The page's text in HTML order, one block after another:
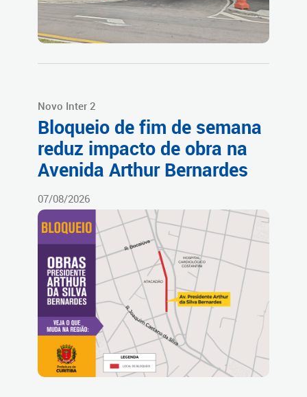
Novo Inter 2
Bloqueio de fim de semana
reduz impacto de obra na
Avenida Arthur Bernardes
07/08/2026